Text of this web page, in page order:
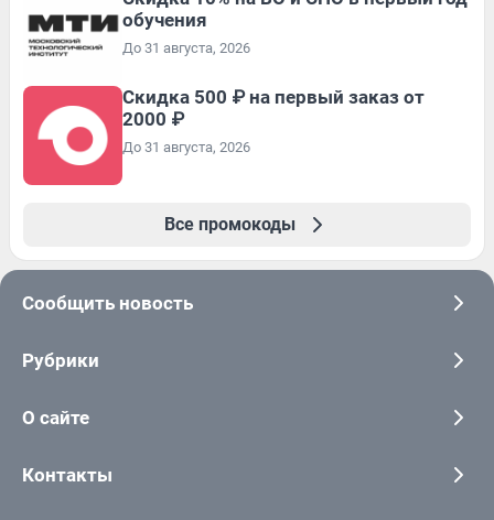
обучения
До 31 августа, 2026
Скидка 500 ₽ на первый заказ от
2000 ₽
До 31 августа, 2026
Все промокоды
Сообщить новость
Рубрики
О сайте
Контакты